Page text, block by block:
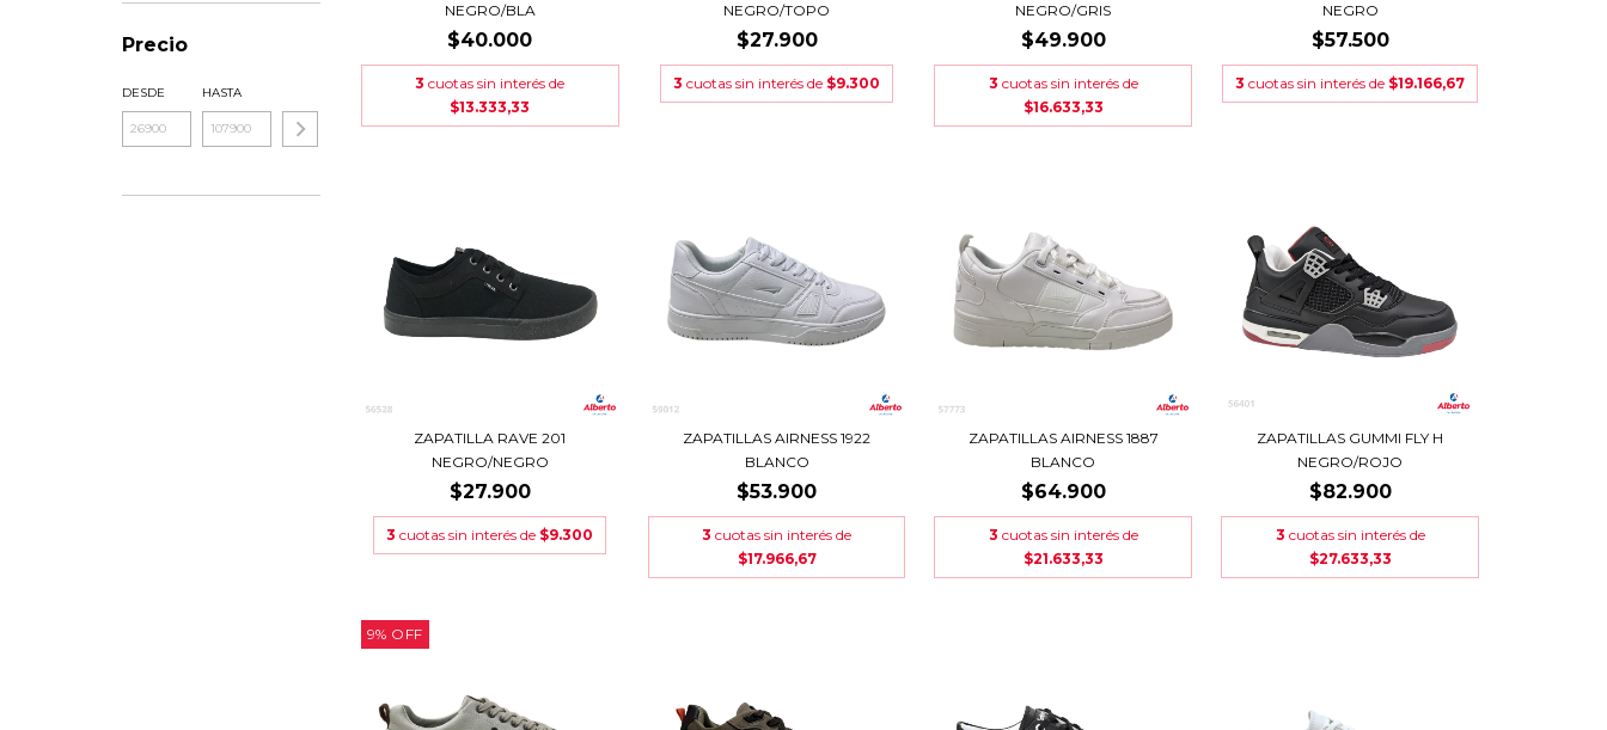
Precio
DESDE HASTA
NEGRO/BLA
$40.000
3 cuotas sin interés de
$13.333,33
NEGRO/TOPO
$27.900
3 cuotas sin interés de $9.300
NEGRO/GRIS
$49.900
3 cuotas sin interés de
$16.633,33
NEGRO
$57.500
3 cuotas sin interés de $19.166,67
ZAPATILLA RAVE 201
NEGRO/NEGRO
$27.900
3 cuotas sin interés de $9.300
ZAPATILLAS AIRNESS 1922
BLANCO
$53.900
3 cuotas sin interés de
$17.966,67
ZAPATILLAS AIRNESS 1887
BLANCO
$64.900
3 cuotas sin interés de
$21.633,33
ZAPATILLAS GUMMI FLY H
NEGRO/ROJO
$82.900
3 cuotas sin interés de
$27.633,33
9% OFF